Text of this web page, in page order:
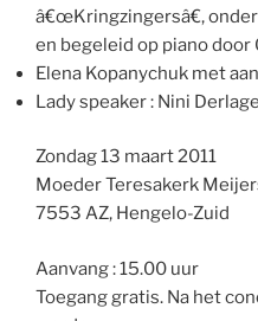
â€œKringzingersâ€,
en begeleid op piano door
Elena Kopanychuk met
Lady speaker : Nini
Zondag 13 maart 2011
Moeder Teresakerk
7553 AZ, Hengelo-Zuid
Aanvang : 15.00 uur
Toegang gratis. Na het